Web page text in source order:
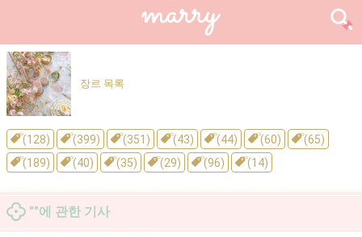
장르 목록
(128) (399) (351) (43) (44) (60)
(65)
(189)
(40) (35) (29) (96) (14)
""에 관한 기사